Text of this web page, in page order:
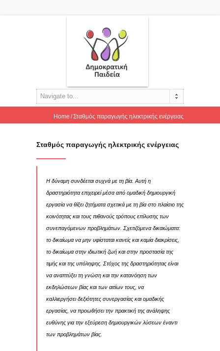
Navigate to...
Home Σταθμός παραγωγής ηλεκτρικής ενέργειας
Σταθμός παραγωγής ηλεκτρικής ενέργειας
Η δύναμη συνδέεται συχνά με τη βία. Αυτή η
δραστηριότητα επιχειρεί μέσα από ομαδική δημιουργική
εργασία να θίξει ζητήματα σχετικά με τη βία στο πλαίσιο της
κοινότητας και τους πιθανούς τρόπους επίλυσης των
συνεπαγόμενων προβλημάτων. Σχετιζόμενα δικαιώματα:
το δικαίωμα να μην υφίσταται κανείς και καμία διακρίσεις,
το δικαίωμα στην ιδιωτική ζωή και στην προστασία της
τιμής και της υπόληψης. Στόχος της δραστηριότητας είναι
να αναπτύξει τη γνώση και την κατανόηση των
εκδηλώσεων βίας και των αιτίων τους, να
καλλιεργήσει δεξιότητες συνεργασίας και ομαδικής
εργασίας, να προωθήσει την πρακτική της ανάληψης
ευθύνης για την εξεύρεση δημιουργικών λύσεων έναντι
των προβλημάτων βίας.